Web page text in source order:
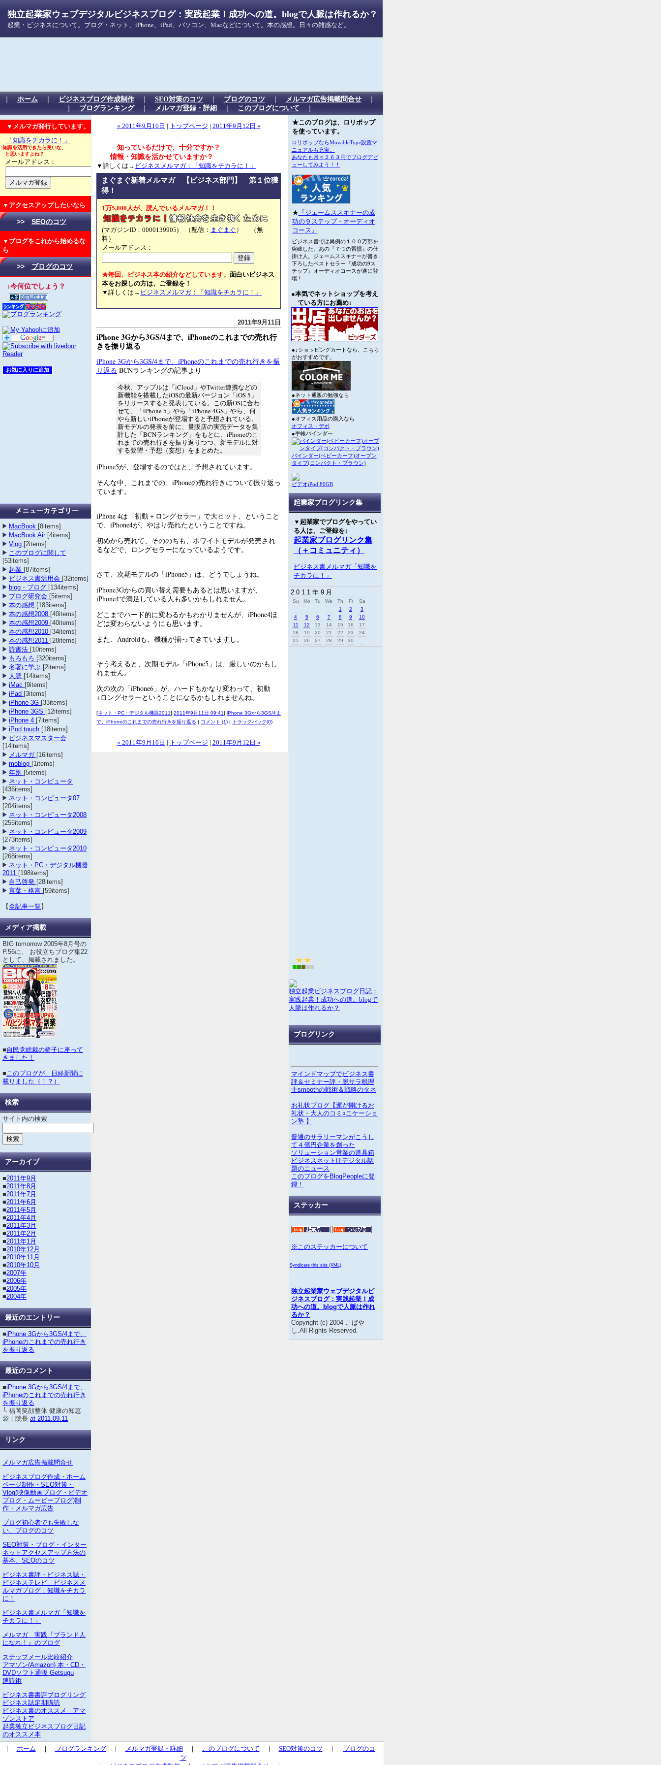
独立起業家ウェブデジタルビジネスブログ：実践起業！成功への道。blogで人脈は作れるか？
起業・ビジネスについて。ブログ・ネット、iPhone、iPad、パソコン、Macなどについて。本の感想。日々の雑感など。
｜ ホーム ｜ ビジネスブログ作成制作｜ SEO対策のコツ ｜ ブログのコツ ｜ メルマガ広告掲載問合せ｜
｜ ブログランキング｜ メルマガ登録・詳細｜ このブログについて ｜
▼メルマガ発行しています。
「知識をチカラに！」
↑知識を活用できたら良いな、
と思いますよね？
メールアドレス：
▼アクセスアップしたいなら
>> SEOのコツ
▼ブログをこれから始めるな
ら
>> ブログのコツ
↓今何位でしょう？
MacBook [8items]
MacBook Air [4items]
Vlog [2items]
このブログに関して
[53items]
起業 [87items]
ビジネス書活用会 [32items]
blog・ブログ [134items]
ブログ研究会 [5items]
本の感想 [183items]
本の感想2008 [40items]
本の感想2009 [40items]
本の感想2010 [34items]
本の感想2011 [28items]
読書法 [10items]
もろもろ [320items]
名著に学ぶ [2items]
人脈 [14items]
iMac [9items]
iPad [3items]
iPhone 3G [33items]
iPhone 3GS [12items]
iPhone 4 [7items]
iPod touch [18items]
ビジネスマスター会
[14items]
メルマガ [16items]
moblog [1items]
年別 [5items]
ネット・コンピュータ
[436items]
ネット・コンピュータ07
[204items]
ネット・コンピュータ2008
[255items]
ネット・コンピュータ2009
[273items]
ネット・コンピュータ2010
[268items]
ネット・PC・デジタル機器
2011 [198items]
自己啓発 [28items]
言葉・格言 [59items]
【全記事一覧 】
メディア掲載
BIG tomorrow 2005年8月号の
P.56に、 お役立ちブログ集22
として、掲載されました。
■自民党総裁の椅子に座って
きました！
■このブログが、日経新聞に
載りました（！？）
検索
サイト内の検索
アーカイブ
■2011年9月
■2011年8月
■2011年7月
■2011年6月
■2011年5月
■2011年4月
■2011年3月
■2011年2月
■2011年1月
■2010年12月
■2010年11月
■2010年10月
■2007年
■2006年
■2005年
■2004年
最近のエントリー
■iPhone 3Gから3GS/4まで、
iPhoneのこれまでの売れ行き
を振り返る
最近のコメント
■iPhone 3Gから3GS/4まで、
iPhoneのこれまでの売れ行き
を振り返る
└ 福岡笑顔整体 健康の知恵
袋：院長 at 2011.09.11
リンク
メルマガ広告掲載問合せ
ビジネスブログ作成・ホーム
ページ制作・SEO対策・
Vlog(映像動画ブログ・ビデオ
ブログ・ムービーブログ)制
作・メルマガ広告
ブログ初心者でも失敗しな
い、ブログのコツ
SEO対策・ブログ・インター
ネットアクセスアップ方法の
基本、SEOのコツ
ビジネス書評・ビジネス誌・
ビジネステレビ ビジネスメ
ルマガブログ：知識をチカラ
に！
ビジネス書メルマガ「知識を
チカラに！」
メルマガ 実践『ブランド人
になれ！』のブログ
ステップメール比較紹介
アマゾン(Amazon) 本・CD・
DVDソフト通販 Getsugu
速読術
ビジネス書書評ブログリング
ビジネス誌定期購読
ビジネス書のオススメ アマ
ゾンストア
起業独立ビジネスブログ日記
のオススメ本
« 2011年9月10日 トップページ 2011年9月12日 »
知っているだけで、十分ですか？
情報・知識を活かせていますか？
▼詳しくは→ ビジネスメルマガ：「知識をチカラに！」
まぐまぐ新着メルマガ 【ビジネス部門】 第１位獲
得！
1万5,000人が、読んでいるメルマガ！！
(マガジンID：0000139905) （配信： まぐまぐ ） （無
料）
メールアドレス：
★毎回、ビジネス本の紹介などしています。 面白いビジネス
本をお探しの方は、ご登録を！
▼詳しくは→ ビジネスメルマガ：「知識をチカラに！」
2011年9月11日
iPhone 3Gから3GS/4まで、iPhoneのこれまでの売れ行
きを振り返る
iPhone 3Gから3GS/4まで、iPhoneのこれまでの売れ行きを振
り返る BCNランキングの記事より
今秋、アップルは「iCloud」やTwitter連携などの
新機能を搭載したiOSの最新バージョン「iOS 5」
をリリースすると発表している。この新OSに合わ
せて、「iPhone 5」やら「iPhone 4GS」やら、何
やら新しいiPhoneが登場すると予想されている。
新モデルの発表を前に、量販店の実売データを集
計した「BCNランキング」をもとに、iPhoneのこ
れまでの売れ行きを振り返りつつ、新モデルに対
する要望・予想（妄想）をまとめた。
iPhone5が、登場するのではと、予想されています。
そんな中、これまでの、iPhoneの売れ行きについて振り返っ
ています。
iPhone 4は「初動＋ロングセラー」で大ヒット、ということ
で、iPhone4が、やはり売れたということですね。
初めから売れて、そののちも、ホワイトモデルが発売され
るなどで、ロングセラーになっているようです。
さて、次期モデルの「iPhone5」は、どうでしょうね。
iPhone3Gからの買い替え需要もあるとは思いますが、
iPhone4で満足している人も多いかもしれません。
どこまでハード的に変わるかもわかりませんが、iPhone4ほ
どは変わらないようにも思います。
また、Androidも、機種が揃ってきていますし。
そう考えると、次期モデル「iPhone5」は、厳しいのかもし
れません。
次の次の「iPhone6」が、ハードもかなり変わって、初動
+ロングセラーということになるかもしれませんね。
[ネット・PC・デジタル機器2011]:2011年9月11日 09:41| iPhone 3Gから3GS/4ま
で、iPhoneのこれまでの売れ行きを振り返る | コメント (1) | トラックバック(0)
« 2011年9月10日 トップページ 2011年9月12日 »
★このブログは、ロリポップ
を使っています。
ロリポップならMovableType設置マ
ニュアルも充実。
あなたも月々２６３円でブログデビ
ューしてみよう！！
★ 『ジェームススキナーの成
功の９ステップ・オーディオ
コース』
ビジネス書では異例の１００万部を
突破した、あの『７つの習慣』の仕
掛け人。ジェームススキナーが書き
下ろしたベストセラー『成功の9ス
テップ』オーディオコースが遂に登
場！
●本気でネットショップを考え
ている方にお薦め↓
●↓ショッピングカートなら、こちら
がおすすめです。
●ネット通販の勉強なら
●オフィス用品の購入なら
オフィス・デポ
●手帳バインダー
バインダー(ベビーカーフ)オープン
タイプ(コンパクト・ブラウン)
ビデオiPod 80GB
起業家ブログリンク集
▼起業家でブログをやってい
る人は、ご登録を↓
起業家ブログリンク集
（＋コミュニティ）
ビジネス書メルマガ「知識を
チカラに！」
2011年9月
Su Mo Tu We Th Fr
Sa
1
2
3
4
5 6 7 8 9
10
11
12 13 14 15 16
17
18
19 20 21 22 23
24
25
26 27 28 29 30
独立起業ビジネスブログ日記：
実践起業！成功への道。blogで
人脈は作れるか？
ブログリンク
マインドマップでビジネス書
評＆セミナー評・脱サラ税理
士smoothの戦術＆戦略のタネ
お礼状ブログ【運が開けるお
礼状・大人のコミｭニケーショ
ン塾 】
普通のサラリーマンがこうし
て４億円企業を創った
ソリューション営業の道具箱
ビジネスネットITデジタル話
題のニュース
このブログをBlogPeopleに登
録！
ステッカー
※このステッカーについて
Syndicate this site (XML)
独立起業家ウェブデジタルビ
ジネスブログ：実践起業！成
功への道。blogで人脈は作れ
るか？
Copyright (c) 2004 こばや
し.All Rights Reserved.
｜ ホーム ｜ ブログランキング｜ メルマガ登録・詳細 ｜ このブログについて ｜ SEO対策のコツ ｜ ブログのコ
ツ ｜